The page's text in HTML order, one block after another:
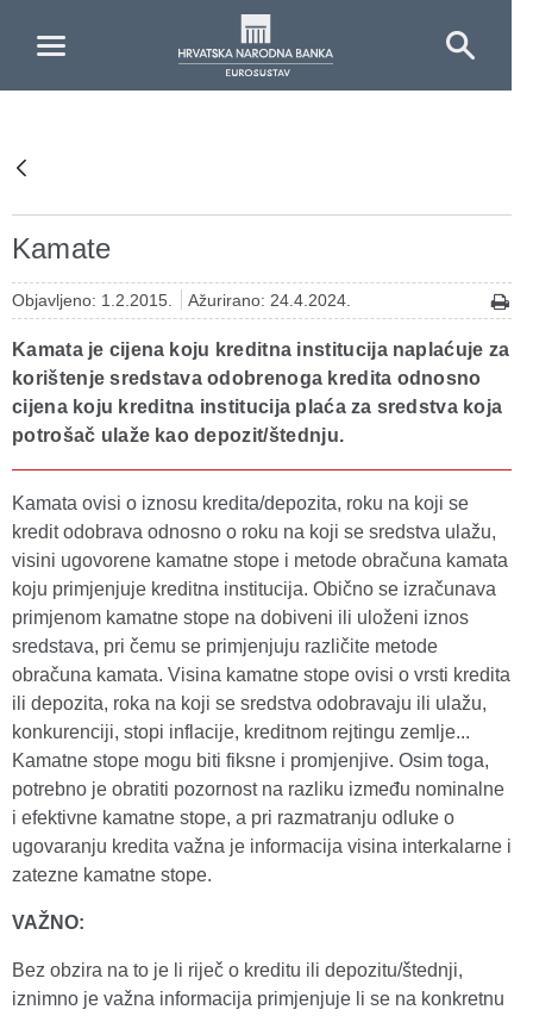
Kamate
Objavljeno: 1.2.2015. Ažurirano: 24.4.2024.
Kamata je cijena koju kreditna institucija naplaćuje za
korištenje sredstava odobrenoga kredita odnosno
cijena koju kreditna institucija plaća za sredstva koja
potrošač ulaže kao depozit/štednju.
Kamata ovisi o iznosu kredita/depozita, roku na koji se
kredit odobrava odnosno o roku na koji se sredstva ulažu,
visini ugovorene kamatne stope i metode obračuna kamata
koju primjenjuje kreditna institucija. Obično se izračunava
primjenom kamatne stope na dobiveni ili uloženi iznos
sredstava, pri čemu se primjenjuju različite metode
obračuna kamata. Visina kamatne stope ovisi o vrsti kredita
ili depozita, roka na koji se sredstva odobravaju ili ulažu,
konkurenciji, stopi inflacije, kreditnom rejtingu zemlje...
Kamatne stope mogu biti fiksne i promjenjive. Osim toga,
potrebno je obratiti pozornost na razliku između nominalne
i efektivne kamatne stope, a pri razmatranju odluke o
ugovaranju kredita važna je informacija visina interkalarne i
zatezne kamatne stope.
VAŽNO:
Bez obzira na to je li riječ o kreditu ili depozitu/štednji,
iznimno je važna informacija primjenjuje li se na konkretnu